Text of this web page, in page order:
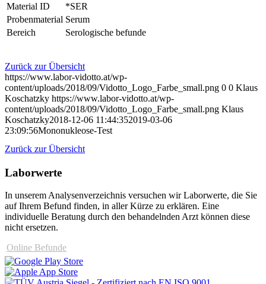
Material ID
*SER
Probenmaterial Serum
Bereich
Serologische befunde
Zurück zur Übersicht
https://www.labor-vidotto.at/wp-
content/uploads/2018/09/Vidotto_Logo_Farbe_small.png 0 0 Klaus
Koschatzky https://www.labor-vidotto.at/wp-
content/uploads/2018/09/Vidotto_Logo_Farbe_small.png Klaus
Koschatzky2018-12-06 11:44:352019-03-06
23:09:56Mononukleose-Test
Zurück zur Übersicht
Laborwerte
In unserem Analysen­verzeichnis versuchen wir Laborwerte, die Sie
auf Ihrem Befund finden, in aller Kürze zu erklären. Eine
individuelle Beratung durch den behandelnden Arzt können diese
nicht ersetzen.
Online Befunde